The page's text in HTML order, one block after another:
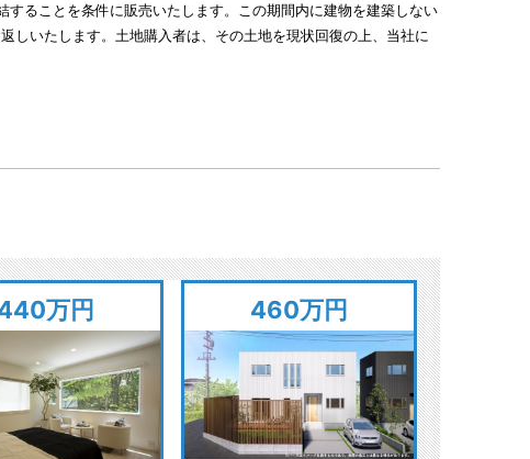
ることを条件に販売いたします。この期間内に建物を建築しない
しいたします。土地購入者は、その土地を現状回復の上、当社に
万円 460万円